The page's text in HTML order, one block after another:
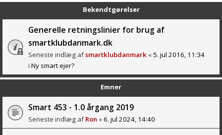
Bekendtgørelser
Generelle retningslinier for brug af
smartklubdanmark.dk
Seneste indlæg afsmartklubdanmark « 5. jul 2016, 11:34
i Ny smart ejer?
Emner
Smart 453 - 1.0 årgang 2019
Seneste indlæg afRon «6. jul 2024, 14:40